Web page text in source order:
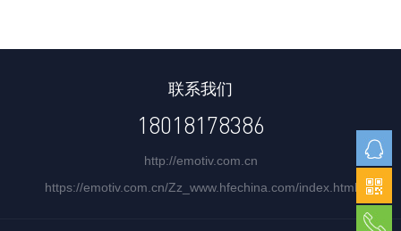
联系我们
18018178386
http://emotiv.com.cn
https://emotiv.com.cn/Zz_www.hfechina.com/index.html